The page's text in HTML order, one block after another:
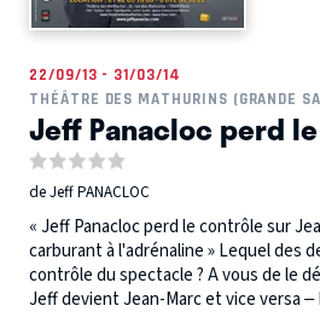
22/09/13 - 31/03/14
THÉÂTRE DES MATHURINS (GRANDE
Jeff Panacloc perd
de Jeff PANACLOC
« Jeff Panacloc perd le contrôle sur
carburant à l'adrénaline » Lequel des
contrôle du spectacle ? A vous de le
Jeff devient Jean-Marc et vice versa –